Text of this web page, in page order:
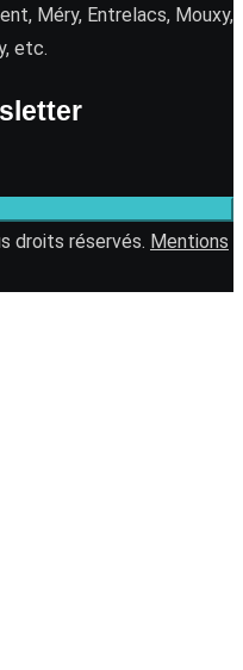
Méry, Entrelacs, Mouxy,
etc.
droits réservés. Mentions